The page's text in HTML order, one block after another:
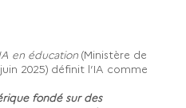
en éducation (Ministère de
2025) définit l’IA comme
fondé sur des